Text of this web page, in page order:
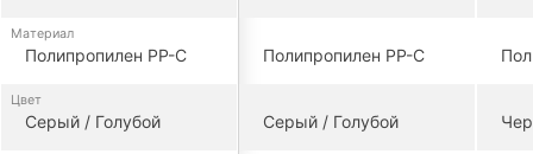
Материал
Полипропилен PP-C
Цвет
Серый / Голубой
Полипропилен PP-C
Серый / Голубой